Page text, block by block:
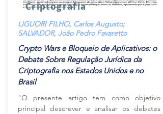
Criptografia
LIGUORI FILHO, Carlos Augusto;
SALVADOR, João Pedro Favaretto
Crypto Wars e Bloqueio de Aplicativos: o
Debate Sobre Regulação Jurídica da
Criptografia nos Estados Unidos e no
Brasil
"O presente artigo tem como objetivo
principal descrever e analisar os debates